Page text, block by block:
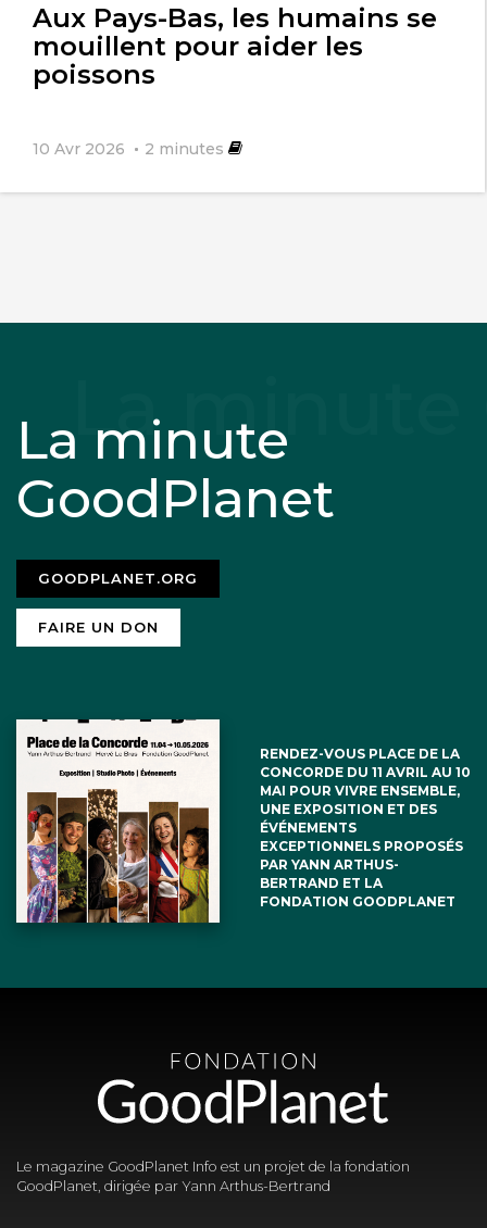
Aux Pays-Bas, les humains se
mouillent pour aider les
poissons
10 Avr 2026 2 minutes
La minute
GoodPlanet
GOODPLANET.ORG
FAIRE UN DON
RENDEZ-VOUS PLACE DE LA
CONCORDE DU 11 AVRIL AU 10
MAI POUR VIVRE ENSEMBLE,
UNE EXPOSITION ET DES
ÉVÉNEMENTS
EXCEPTIONNELS PROPOSÉS
PAR YANN ARTHUS-
BERTRAND ET LA
FONDATION GOODPLANET
Le magazine GoodPlanet Info est un projet de la fondation
GoodPlanet, dirigée par Yann Arthus-Bertrand